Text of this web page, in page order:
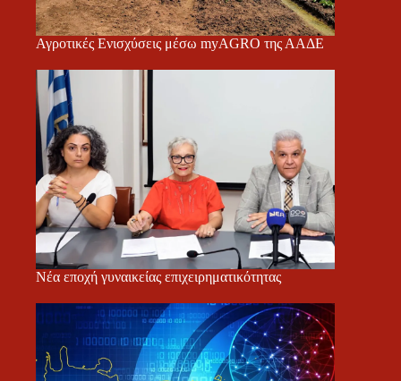
Αγροτικές Ενισχύσεις μέσω myAGRO της ΑΑΔΕ
Νέα εποχή γυναικείας επιχειρηματικότητας